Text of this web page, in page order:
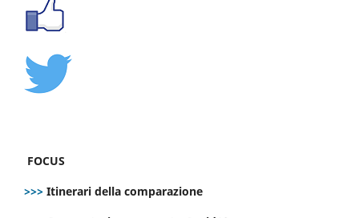
FOCUS
>>> Itinerari della comparazione